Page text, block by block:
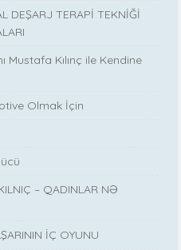
DEŞARJ TERAPİ TEKNİĞİ
Mustafa Kılınç ile Kendine
Olmak İçin
– QADINLAR NƏ
İÇ OYUNU